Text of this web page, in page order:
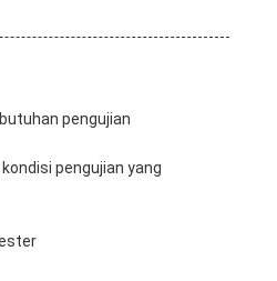
pengujian
pengujian yang